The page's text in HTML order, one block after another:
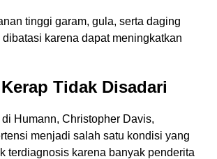
tinggi garam, gula, serta daging
karena dapat meningkatkan
Tidak Disadari
Humann, Christopher Davis,
menjadi salah satu kondisi yang
terdiagnosis karena banyak penderita